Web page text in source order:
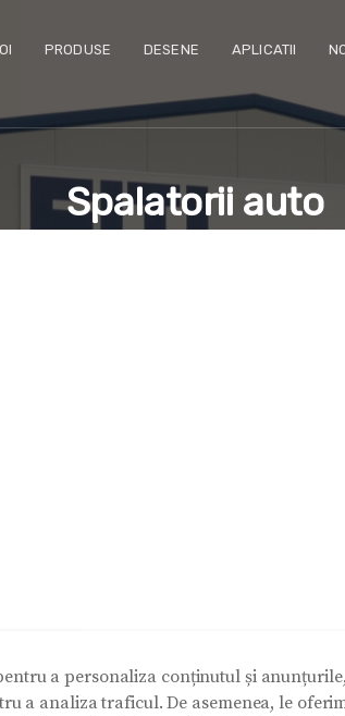
PRODUSE DESENE APLICATII
Spalatorii auto
a personaliza conținutul și
a analiza traficul. De asemenea, le